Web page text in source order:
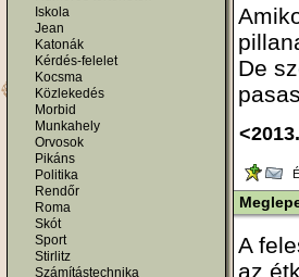
Iskola
Jean
Katonák
Kérdés-felelet
Kocsma
Közlekedés
Morbid
Munkahely
Orvosok
Pikáns
Politika
Rendőr
Roma
Skót
Sport
Stirlitz
Számítástechnika
De
A
az